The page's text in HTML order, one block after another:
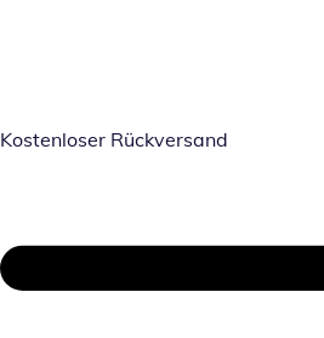
Kostenloser Rückversand